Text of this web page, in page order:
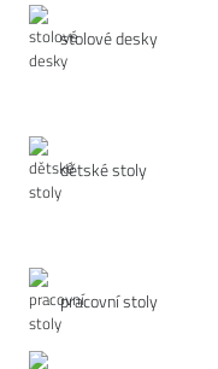
stolové desky
dětské stoly
pracovní stoly